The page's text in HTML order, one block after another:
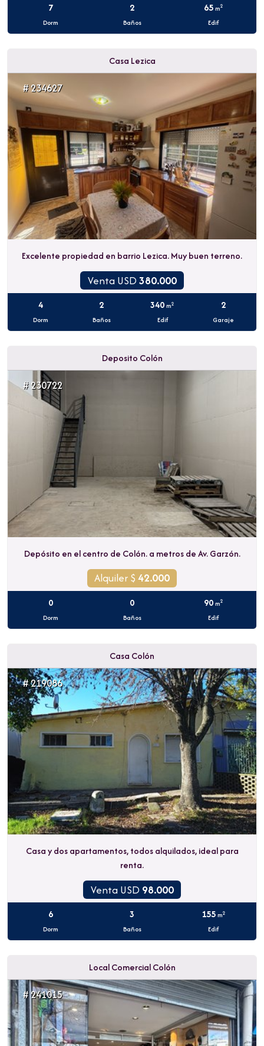
7
Dorm
2
Baños
65 m2
Edif
Casa Lezica
# 234627
Excelente propiedad en barrio Lezica. Muy buen terreno.
Venta USD 380.000
4
Dorm
2
Baños
340 m2
Edif
2
Garaje
Deposito Colón
# 230722
Depósito en el centro de Colón. a metros de Av. Garzón.
Alquiler $ 42.000
0
Dorm
0
Baños
90 m2
Edif
Casa Colón
# 219086
Casa y dos apartamentos, todos alquilados, ideal para
renta.
Venta USD 98.000
6
Dorm
3
Baños
155 m2
Edif
Local Comercial Colón
# 241015